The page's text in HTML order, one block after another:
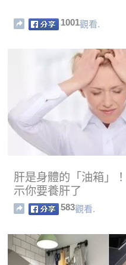
1001觀看.
肝是身體的「油箱」
示你要養肝了
583觀看.